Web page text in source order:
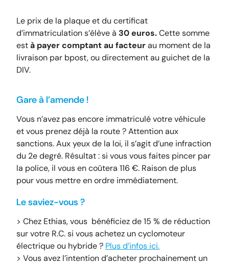
Le prix de la plaque et du certificat
d’immatriculation s’élève à 30 euros.Cette somme
està payer comptant au facteurau moment de la
livraison par bpost, ou directement au guichet de la
DIV.
Gare à l’amende !
Vous n’avez pas encore immatriculé votre véhicule
et vous prenez déjà la route ? Attention aux
sanctions. Aux yeux de la loi, il s’agit d’une infraction
du 2e degré. Résultat : si vous vous faites pincer par
la police, il vous en coûtera 116 €. Raison de plus
pour vous mettre en ordre immédiatement.
Le saviez-vous ?
> Chez Ethias, vous bénéficiez de 15 % de réduction
sur votre R.C. si vous achetez un cyclomoteur
électrique ou hybride ? Plus d’infos ici.
> Vous avez l’intention d’acheter prochainement un